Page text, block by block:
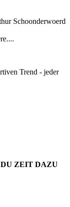
Schoonderwoerd
Trend - jeder
ZEIT DAZU